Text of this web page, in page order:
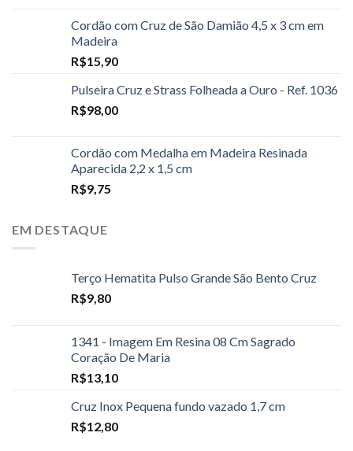
Cordão com Cruz de São Damião 4,5 x 3 cm em
Madeira
R$15,90
Pulseira Cruz e Strass Folheada a Ouro - Ref. 1036
R$98,00
Cordão com Medalha em Madeira Resinada
Aparecida 2,2 x 1,5 cm
R$9,75
EM DESTAQUE
Terço Hematita Pulso Grande São Bento Cruz
R$9,80
1341 - Imagem Em Resina 08 Cm Sagrado
Coração De Maria
R$13,10
Cruz Inox Pequena fundo vazado 1,7 cm
R$12,80